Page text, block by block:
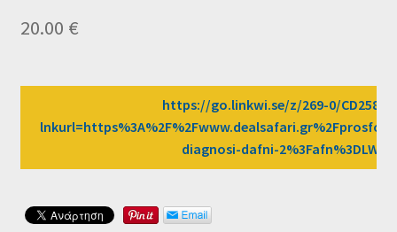
20.00 €
https://go.linkwi.se/z/269-0/CD2589/
diagnosi-dafni-2%3Fafn%3DLW